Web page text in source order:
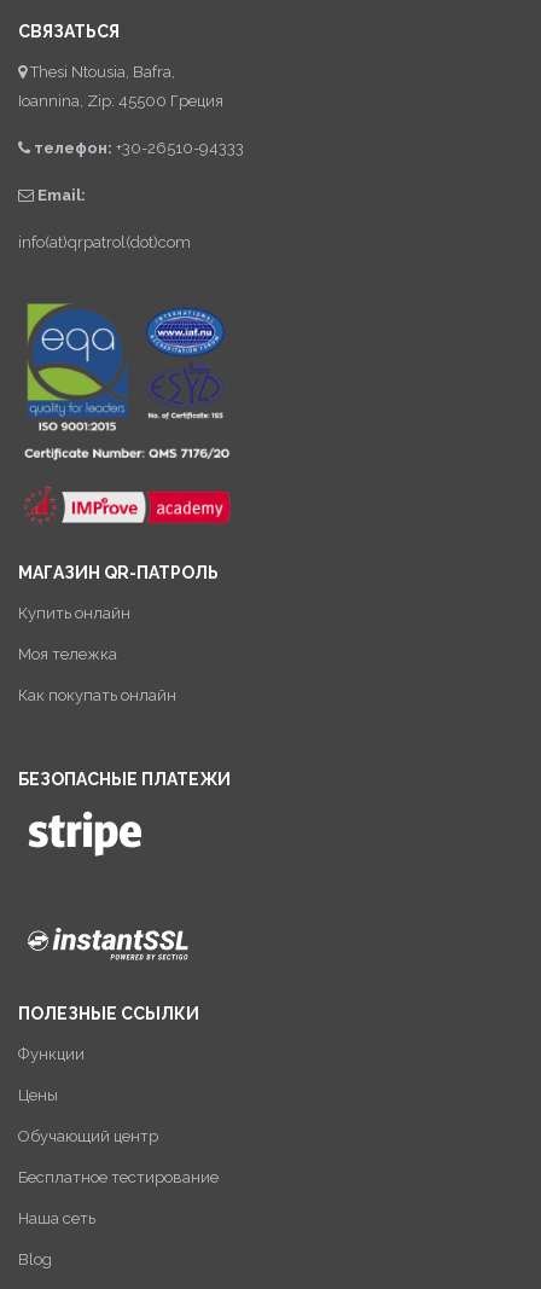
СВЯЗАТЬСЯ
Thesi Ntousia, Bafra,
Ioannina, Zip: 45500 Греция
телефон: +30-26510-94333
Email:
info(at)qrpatrol(dot)com
МАГАЗИН QR-ПАТРОЛЬ
Купить онлайн
Моя тележка
Как покупать онлайн
БЕЗОПАСНЫЕ ПЛАТЕЖИ
ПОЛЕЗНЫЕ ССЫЛКИ
Функции
Цены
Обучающий центр
Бесплатное тестирование
Наша сеть
Blog